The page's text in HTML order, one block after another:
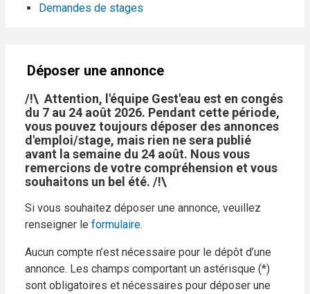
Demandes de stages
Déposer une annonce
/!\ Attention, l'équipe Gest'eau est en congés
du 7 au 24 août 2026. Pendant cette période,
vous pouvez toujours déposer des annonces
d'emploi/stage, mais rien ne sera publié
avant la semaine du 24 août. Nous vous
remercions de votre compréhension et vous
souhaitons un bel été. /!\
Si vous souhaitez déposer une annonce, veuillez
renseigner le formulaire.
Aucun compte n’est nécessaire pour le dépôt d’une
annonce. Les champs comportant un astérisque (*)
sont obligatoires et nécessaires pour déposer une